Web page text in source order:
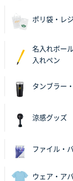
前回同様、
uni ジェッ
2025年11月
何度か注文
神奈川県の
のし文言
千葉県M社
ワンポイン
2025年11月
ポリ袋・レ
名入れボー
入れペン
タンブラー
涼感グッズ
ファイル・
ウェア・ア